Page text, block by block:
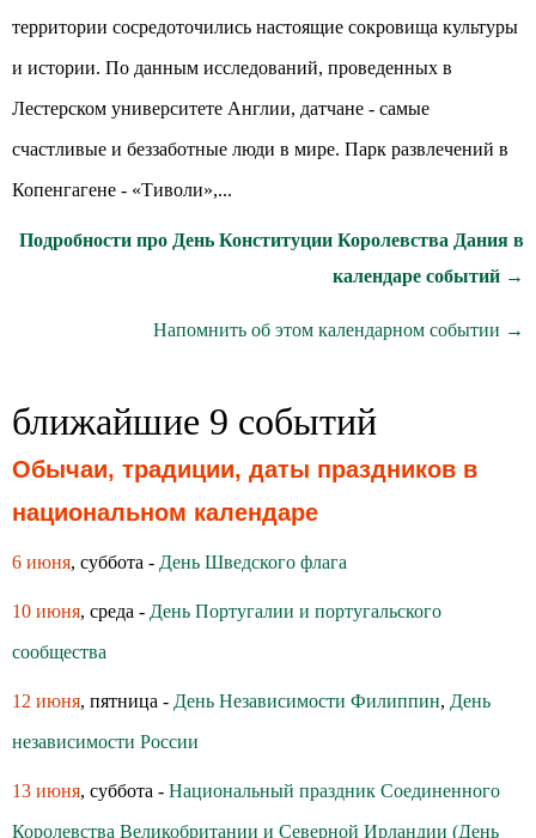
территории сосредоточились настоящие сокровища культуры
и истории. По данным исследований, проведенных в
Лестерском университете Англии, датчане - самые
счастливые и беззаботные люди в мире. Парк развлечений в
Копенгагене - «Тиволи»,...
Подробности про День Конституции Королевства Дания в
календаре событий →
Напомнить об этом календарном событии →
ближайшие 9 событий
Обычаи, традиции, даты праздников в
национальном календаре
6 июня, суббота - День Шведского флага
10 июня, среда - День Португалии и португальского
сообщества
12 июня, пятница - День Независимости Филиппин, День
независимости России
13 июня, суббота - Национальный праздник Соединенного
Королевства Великобритании и Северной Ирландии (День